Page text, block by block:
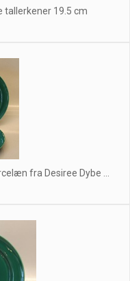
tallerkener 19.5 cm
fra Desiree Dybe ...